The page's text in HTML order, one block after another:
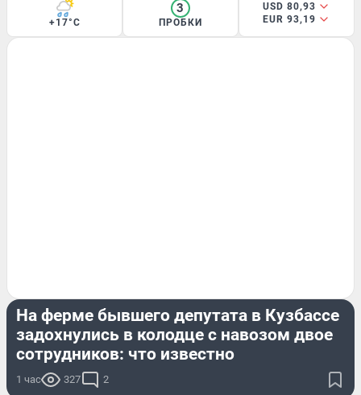
+17°C
3
ПРОБКИ
USD 80,93
EUR 93,19
На ферме бывшего депутата в Кузбассе
задохнулись в колодце с навозом двое
сотрудников: что известно
1 час 327 2